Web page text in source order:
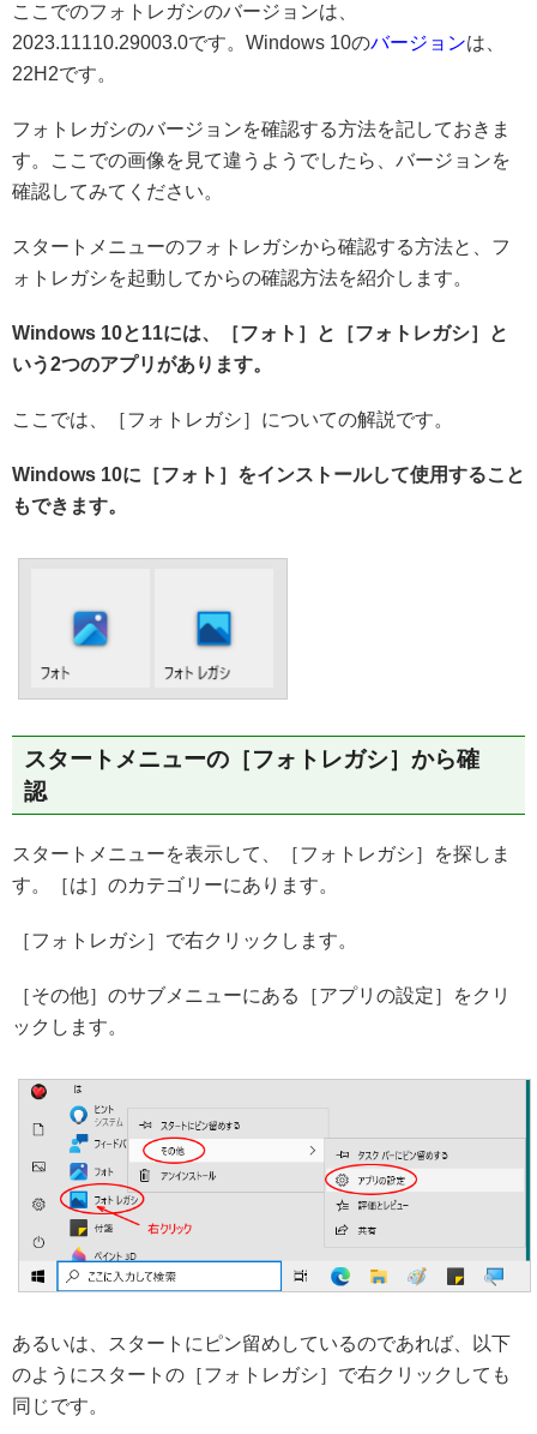
ここでのフォトレガシのバージョンは、
2023.11110.29003.0です。Windows 10のバージョンは、
22H2です。
フォトレガシのバージョンを確認する方法を記しておきま
す。ここでの画像を見て違うようでしたら、バージョンを
確認してみてください。
スタートメニューのフォトレガシから確認する方法と、フ
ォトレガシを起動してからの確認方法を紹介します。
Windows 10と11には、［フォト］と［フォトレガシ］と
いう2つのアプリがあります。
ここでは、［フォトレガシ］についての解説です。
Windows 10に［フォト］をインストールして使用すること
もできます。
スタートメニューの［フォトレガシ］から確
認
スタートメニューを表示して、［フォトレガシ］を探しま
す。［は］のカテゴリーにあります。
［フォトレガシ］で右クリックします。
［その他］のサブメニューにある［アプリの設定］をクリ
ックします。
あるいは、スタートにピン留めしているのであれば、以下
のようにスタートの［フォトレガシ］で右クリックしても
同じです。